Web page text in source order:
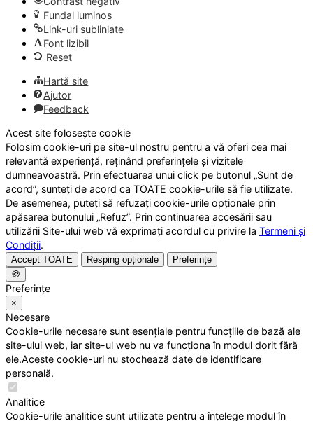
Fundal luminos
Link-uri subliniate
Font lizibil
Reset
Hartă site
Ajutor
Feedback
Acest site folosește cookie
Folosim cookie-uri pe site-ul nostru pentru a vă oferi cea mai
relevantă experiență, reținând preferințele și vizitele
dumneavoastră. Prin efectuarea unui click pe butonul „Sunt de
acord”, sunteți de acord ca TOATE cookie-urile să fie utilizate.
De asemenea, puteți să refuzați cookie-urile opționale prin
apăsarea butonului „Refuz”. Prin continuarea accesării sau
utilizării Site-ului web vă exprimați acordul cu privire la Termeni și
Condiții.
Accept TOATE Resping opționale
Preferințe
🍪
Preferințe
×
Necesare
Cookie-urile necesare sunt esențiale pentru funcțiile de bază ale
site-ului web, iar site-ul web nu va funcționa în modul dorit fără
ele.Aceste cookie-uri nu stochează date de identificare
personală.
Analitice
Cookie-urile analitice sunt utilizate pentru a înțelege modul în